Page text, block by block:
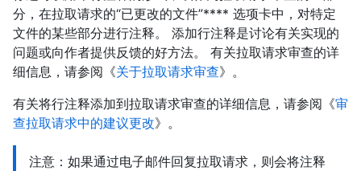
分，在拉取请求的“已更改的文件”**** 选项卡中，对特定
文件的某些部分进行注释。 添加行注释是讨论有关实现的
问题或向作者提供反馈的好方法。 有关拉取请求审查的详
细信息，请参阅《关于拉取请求审查》。
有关将行注释添加到拉取请求审查的详细信息，请参阅《审
查拉取请求中的建议更改》。
注意：如果通过电子邮件回复拉取请求，则会将注释